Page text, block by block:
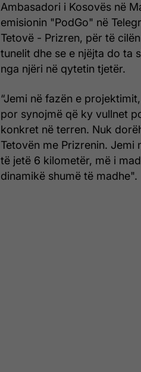
Ambasadori i Kosovës në
emisionin "PodGo" në
Tetovë - Prizren, për të
tunelit dhe se e njëjta do ta
nga njëri në qytetin tjetër.
“Jemi në fazën e
por synojmë që ky vullnet
konkret në terren. Nuk
Tetovën me Prizrenin.
të jetë 6 kilometër, më i
dinamikë shumë të madhe".